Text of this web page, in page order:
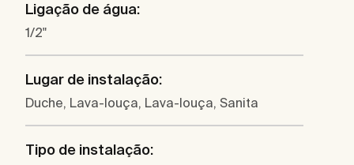
Ligação de água:
1/2"
Lugar de instalação:
Duche, Lava-louça, Lava-louça, Sanita
Tipo de instalação: